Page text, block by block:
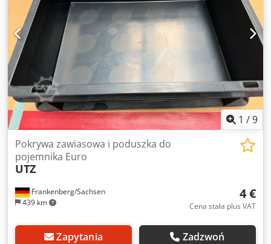
1 /9
Frankenberg/Sachsen
439 km
Pokrywa zawiasowa i poduszka do
pojemnika Euro
UTZ
4 €
Cena stała plus VAT
Zapytania Zadzwoń